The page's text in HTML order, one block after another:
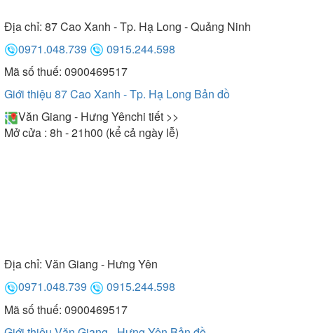
Địa chỉ: 87 Cao Xanh - Tp. Hạ Long - Quảng Ninh
0971.048.739
0915.244.598
Mã số thuế: 0900469517
Giới thiệu 87 Cao Xanh - Tp. Hạ Long Bản đồ
Văn Giang - Hưng Yênchi tiết >>
Mở cửa : 8h - 21h00 (kể cả ngày lễ)
Địa chỉ: Văn Giang - Hưng Yên
0971.048.739
0915.244.598
Mã số thuế: 0900469517